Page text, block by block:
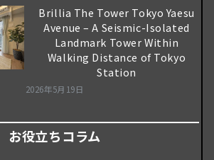
Brillia The Tower Tokyo Yaesu
Avenue – A Seismic-Isolated
Landmark Tower Within
Walking Distance of Tokyo
Station
2026年5月19日
お役立ちコラム